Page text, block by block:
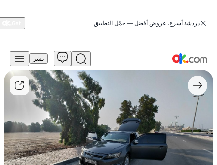
‏دردشة أسرع، عروض أفضل — حمّل التطبيق
13,500
درهم
للبيع
تويوتا
زيلاس
2011
سعة
2.5
لتر،
بنزين
رياضي
نشر